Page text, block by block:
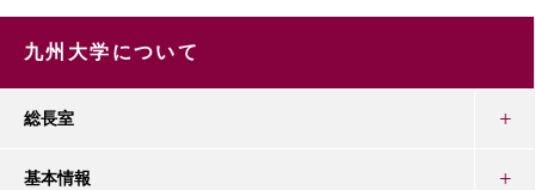
九州大学について
総長室
基本情報